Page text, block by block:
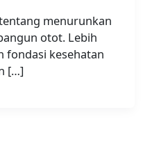
menurunkan
otot. Lebih
fondasi kesehatan
[…]